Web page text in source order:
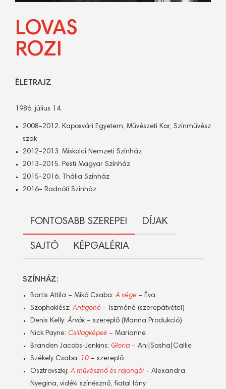
LOVAS
ROZI
ÉLETRAJZ
1986. július 14.
2008-2012. Kaposvári Egyetem, Művészeti Kar, Színművész
szak
2012-2013. Miskolci Nemzeti Színház
2013-2015. Pesti Magyar Színház
2015-2016. Thália Színház
2016- Radnóti Színház
FONTOSABB SZEREPEI DÍJAK
SAJTÓ KÉPGALÉRIA
SZÍNHÁZ:
Bartis Attila – Mikó Csaba: A vége – Éva
Szophoklész: Antigoné – Iszméné (szerepátvétel)
Denis Kelly: Árvák– szereplő (Manna Produkció)
Nick Payne: Csillagképek– Marianne
Branden Jacobs-Jenkins: Gloria – Ani|Sasha|Callie
Székely Csaba: 10 – szereplő
Osztrovszkij: A művésznő és rajongói – Alexandra
Nyegina, vidéki színésznő, fiatal lány